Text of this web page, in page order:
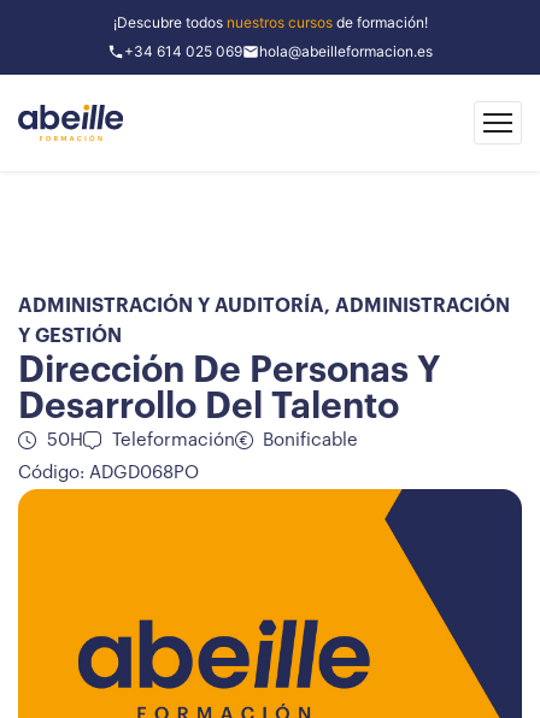
¡Descubre todos nuestros cursosde formación!
+34 614 025 069
hola@abeilleformacion.es
ADMINISTRACIÓN Y AUDITORÍA, ADMINISTRACIÓN
Y GESTIÓN
Dirección De Personas Y
Desarrollo Del Talento
50H Teleformación
Bonificable
Código: ADGD068PO